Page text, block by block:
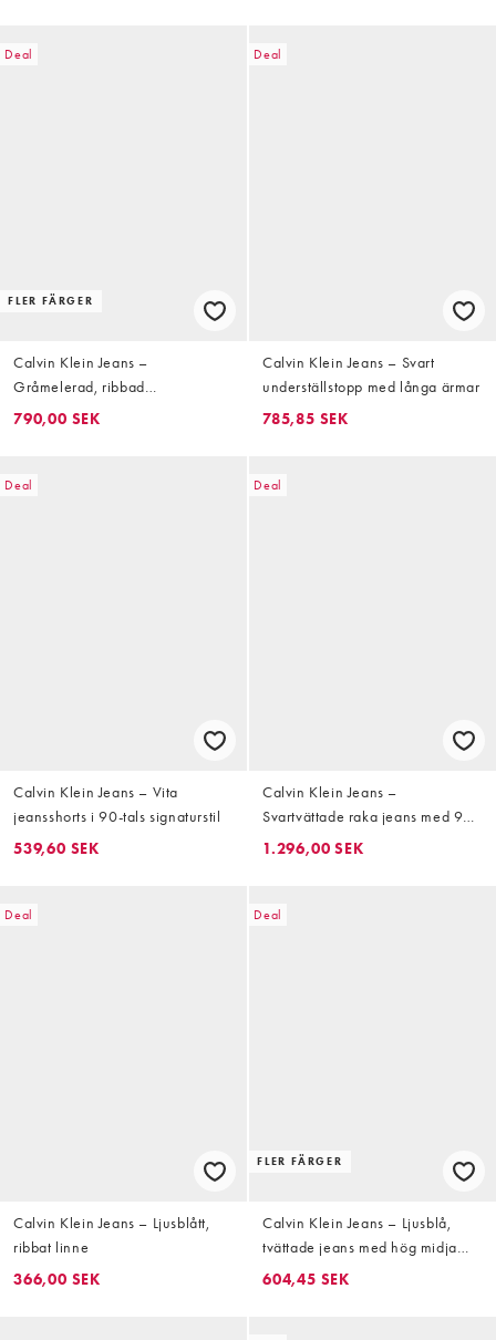
Deal
FLER FÄRGER
Calvin Klein Jeans –
Gråmelerad, ribbad
miniklänning med märke
790,00 SEK
Deal
Calvin Klein Jeans – Svart
underställstopp med långa ärmar
785,85 SEK
Deal
Calvin Klein Jeans – Vita
jeansshorts i 90-tals signaturstil
539,60 SEK
Deal
Calvin Klein Jeans –
Svartvättade raka jeans med 90-
tals signaturstil
1.296,00 SEK
Deal
Calvin Klein Jeans – Ljusblått,
ribbat linne
366,00 SEK
Deal
FLER FÄRGER
Calvin Klein Jeans – Ljusblå,
tvättade jeans med hög midja
och raka ben
604,45 SEK